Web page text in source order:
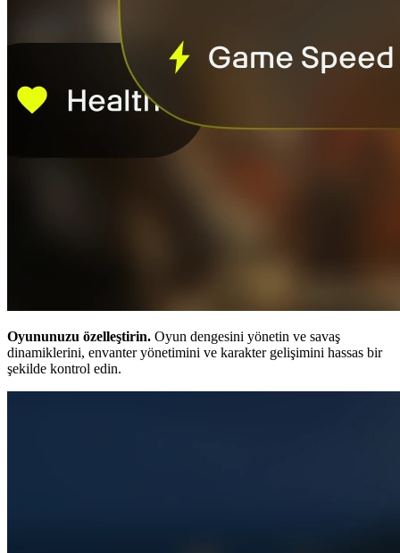
Oyununuzu özelleştirin. Oyun dengesini yönetin ve savaş
dinamiklerini, envanter yönetimini ve karakter gelişimini hassas bir
şekilde kontrol edin.